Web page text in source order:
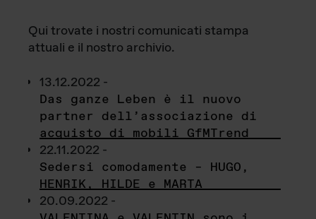
Qui trovate i nostri comunicati stampa
attuali e il nostro archivio.
13.12.2022 -
Das ganze Leben è il nuovo
partner dell’associazione di
acquisto di mobili GfMTrend
22.11.2022 -
Sedersi comodamente – HUGO,
HENRIK, HILDE e MARTA
20.09.2022 -